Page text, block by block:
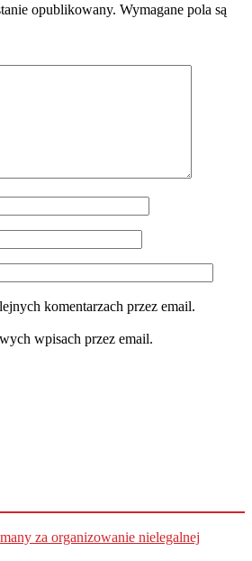
opublikowany. Wymagane pola są
komentarzach przez email.
wpisach przez email.